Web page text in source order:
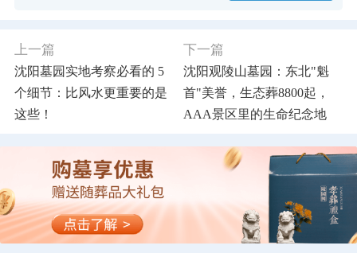
上一篇
沈阳墓园实地考察必看的 5
个细节：比风水更重要的是
这些！
下一篇
沈阳观陵山墓园：东北"魁
首"美誉，生态葬8800起，
AAA景区里的生命纪念地